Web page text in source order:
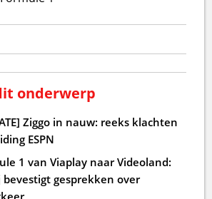
onderwerp
Ziggo in nauw: reeks klachten
ESPN
1 van Viaplay naar Videoland:
bevestigt gesprekken over